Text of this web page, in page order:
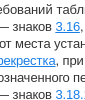
знаков 3.16
места
,
знаков